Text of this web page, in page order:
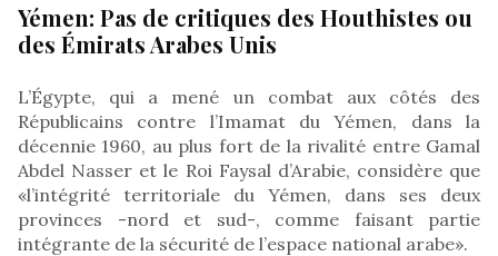
Yémen: Pas de critiques des Houthistes ou
des Émirats Arabes Unis
L’Égypte, qui a mené un combat aux côtés des
Républicains contre l’Imamat du Yémen, dans la
décennie 1960, au plus fort de la rivalité entre Gamal
Abdel Nasser et le Roi Faysal d’Arabie, considère que
«l’intégrité territoriale du Yémen, dans ses deux
provinces -nord et sud-, comme faisant partie
intégrante de la sécurité de l’espace national arabe».